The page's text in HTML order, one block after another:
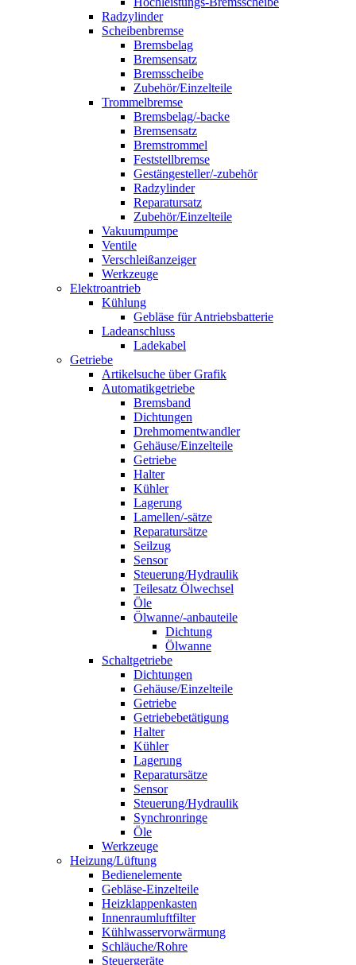
Radzylinder
Scheibenbremse
Bremsbelag
Bremsensatz
Bremsscheibe
Zubehör/Einzelteile
Trommelbremse
Bremsbelag/-backe
Bremsensatz
Bremstrommel
Feststellbremse
Gestängesteller/-zubehör
Radzylinder
Reparatursatz
Zubehör/Einzelteile
Vakuumpumpe
Ventile
Verschleißanzeiger
Werkzeuge
Elektroantrieb
Kühlung
Gebläse für Antriebsbatterie
Ladeanschluss
Ladekabel
Getriebe
Artikelsuche über Grafik
Automatikgetriebe
Bremsband
Dichtungen
Drehmomentwandler
Gehäuse/Einzelteile
Getriebe
Halter
Kühler
Lagerung
Lamellen/-sätze
Reparatursätze
Seilzug
Sensor
Steuerung/Hydraulik
Teilesatz Ölwechsel
Öle
Ölwanne/-anbauteile
Dichtung
Ölwanne
Schaltgetriebe
Dichtungen
Gehäuse/Einzelteile
Getriebe
Getriebebetätigung
Halter
Kühler
Lagerung
Reparatursätze
Sensor
Steuerung/Hydraulik
Synchronringe
Öle
Werkzeuge
Heizung/Lüftung
Bedienelemente
Gebläse-Einzelteile
Heizklappenkasten
Innenraumluftfilter
Kühlwasservorwärmung
Schläuche/Rohre
Steuergeräte